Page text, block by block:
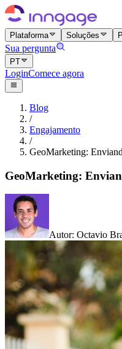
Plataforma Soluções
Sua pergunta
PT
LoginComece agora
Blog
/
Engajamento
/
GeoMarketing:
GeoMarketing:
Autor: Octavio